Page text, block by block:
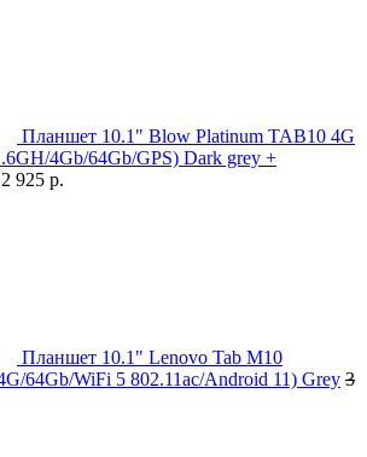
Планшет 10.1" Blow Platinum TAB10 4G
4Gb/64Gb/GPS) Dark grey +
2 925 р.
Планшет 10.1" Lenovo Tab M10
64Gb/WiFi 5 802.11ac/Android 11) Grey 3